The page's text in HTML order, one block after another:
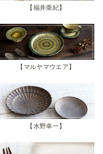
福井亜紀
マルヤマウエア
水野幸一